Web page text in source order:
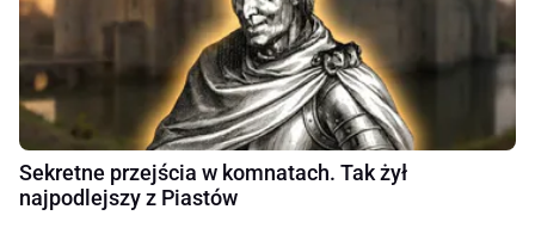
Sekretne przejścia w komnatach. Tak żył
najpodlejszy z Piastów